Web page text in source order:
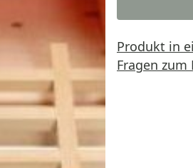
Produkt in
Fragen zum